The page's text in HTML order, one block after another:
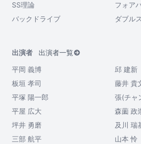
SS理論
フォア
バックドライブ
ダブルス
出演者
出演者一覧
平岡 義博
邱 建新
板垣 孝司
藤井 貴
平塚 陽一郎
張(チャ
平屋 広大
森薗 政
坪井 勇磨
及川 瑞
三部 航平
山本 怜